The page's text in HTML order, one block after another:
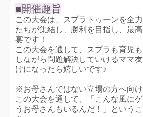
■開催趣旨
この大会は、スプラトゥーンを全
たちが集結し、勝利を目指し、最
宴です！
この大会を通して、スプラも育児
しながら問題解決していけるママ
けになったら嬉しいです♪
※お母さんではない立場の方へ向け
この大会を通して、「こんな風に
うお母さんもいるんだ！」という